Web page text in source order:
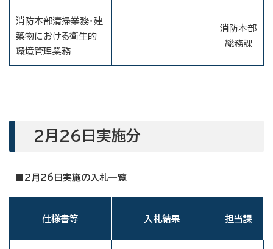
消防本部清掃業務・建
築物における衛生的
環境管理業務
消防本部
総務課
2月26日実施分
■2月26日実施の入札一覧
仕様書等 入札結果 担当課